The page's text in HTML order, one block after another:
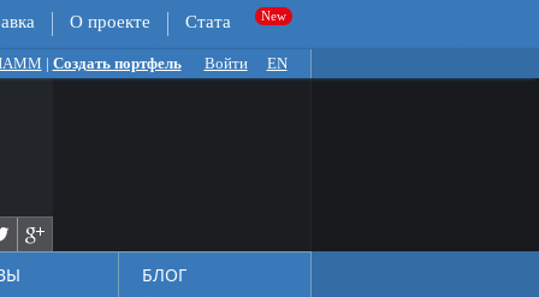
О проекте Стата
| Создать портфель Войти EN
БЛОГ